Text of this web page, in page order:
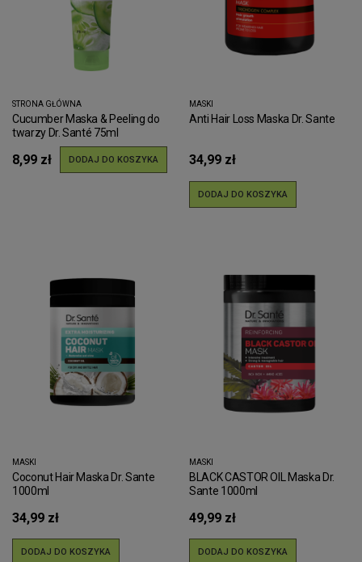
STRONA GŁÓWNA
Cucumber Maska & Peeling do
twarzy Dr. Santé 75ml
8,99 zł DODAJ DO KOSZYKA
MASKI
Anti Hair Loss Maska Dr. Sante
34,99 zł
DODAJ DO KOSZYKA
MASKI
Coconut Hair Maska Dr. Sante
1000ml
34,99 zł
DODAJ DO KOSZYKA
MASKI
BLACK CASTOR OIL Maska Dr.
Sante 1000ml
49,99 zł
DODAJ DO KOSZYKA